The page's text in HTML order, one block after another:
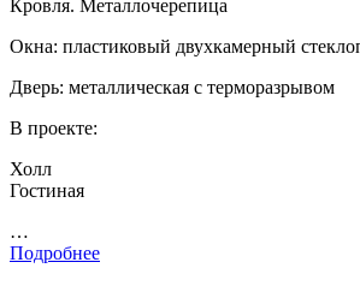
Кровля. Металлочерепица
Окна: пластиковый двухкамерный
Дверь: металлическая с терморазрывом
В проекте:
Холл
Гостиная
…
Подробнее